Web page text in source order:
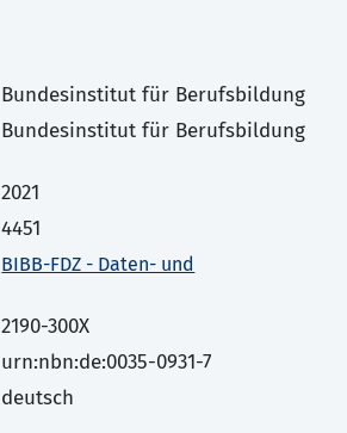
Bundesinstitut für Berufsbildung
Bundesinstitut für Berufsbildung
2021
4451
BIBB-FDZ - Daten- und
2190-300X
urn:nbn:de:0035-0931-7
deutsch